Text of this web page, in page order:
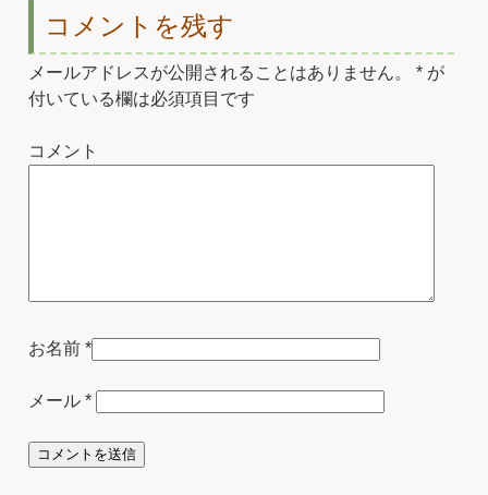
コメントを残す
メールアドレスが公開されることはありません。 * が
付いている欄は必須項目です
コメント
お名前 *
メール*